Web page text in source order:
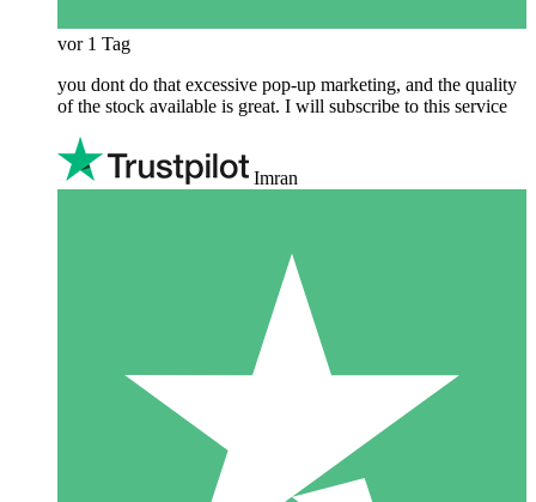
vor 1 Tag
you dont do that excessive pop-up marketing, and the quality
of the stock available is great. I will subscribe to this service
Imran